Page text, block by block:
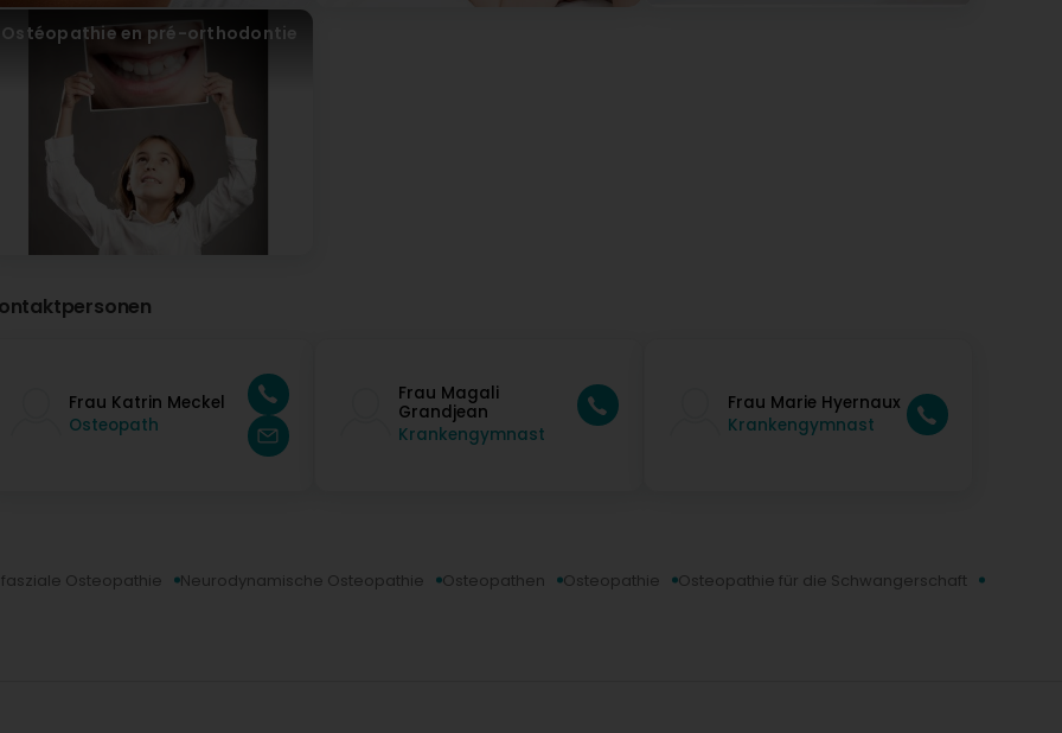
Ostéopathie en pré-orthodontie
Frau Katrin Meckel
Osteopath
Frau Magali
Grandjean
Krankengymnast
Frau Marie Hyernaux
Krankengymnast
Osteopathie Neurodynamische Osteopathie Osteopathen Osteopathie Osteopathie für die Schwangerschaft